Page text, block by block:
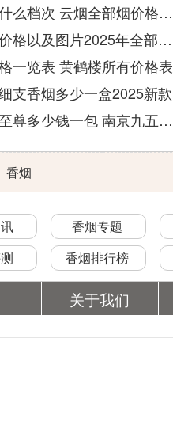
云烟属于什么档次 云烟全部烟价格表大全
金圣香烟价格以及图片2025年全部价格
一览表 黄鹤楼所有价格表
支香烟多少一盒2025新款
南京九五至尊多少钱一包 南京九五至尊价格及图片
香烟
香烟专题
香烟排行榜
关于我们